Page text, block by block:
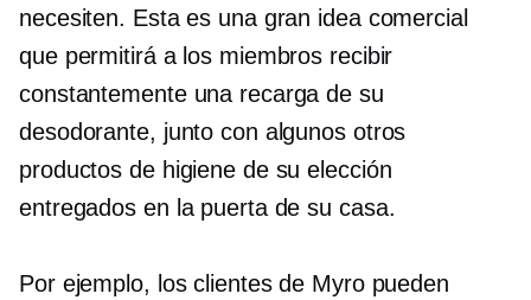
necesiten. Esta es una gran idea comercial
que permitirá a los miembros recibir
constantemente una recarga de su
desodorante, junto con algunos otros
productos de higiene de su elección
entregados en la puerta de su casa.
Por ejemplo, los clientes de Myro pueden